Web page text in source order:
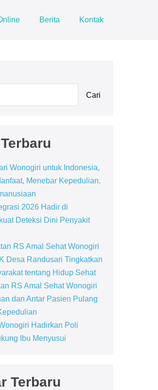
Berita Kontak
Cari
Wonogiri untuk Indonesia,
Menebar Kepedulian,
2026 Hadir di
Deteksi Dini Penyakit
RS Amal Sehat Wonogiri
Desa Randusari Tingkatkan
tentang Hidup Sehat
RS Amal Sehat Wonogiri
dan Antar Pasien Pulang
Hadirkan Poli
Ibu Menyusui
Terbaru